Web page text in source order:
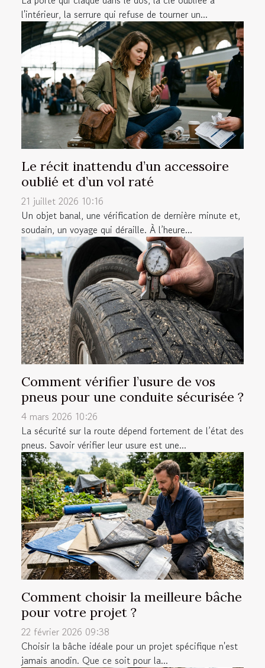
l'intérieur, la serrure qui refuse de tourner un...
Le récit inattendu d’un accessoire
oublié et d’un vol raté
21 juillet 2026 10:16
Un objet banal, une vérification de dernière minute et,
soudain, un voyage qui déraille. À l’heure...
Comment vérifier l’usure de vos
pneus pour une conduite sécurisée ?
4 mars 2026 10:26
La sécurité sur la route dépend fortement de l’état des
pneus. Savoir vérifier leur usure est une...
Comment choisir la meilleure bâche
pour votre projet ?
22 février 2026 09:38
Choisir la bâche idéale pour un projet spécifique n'est
jamais anodin. Que ce soit pour la...